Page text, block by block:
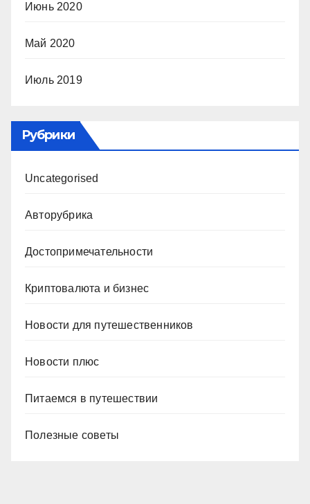
Июнь 2020
Май 2020
Июль 2019
Рубрики
Uncategorised
Авторубрика
Достопримечательности
Криптовалюта и бизнес
Новости для путешественников
Новости плюс
Питаемся в путешествии
Полезные советы